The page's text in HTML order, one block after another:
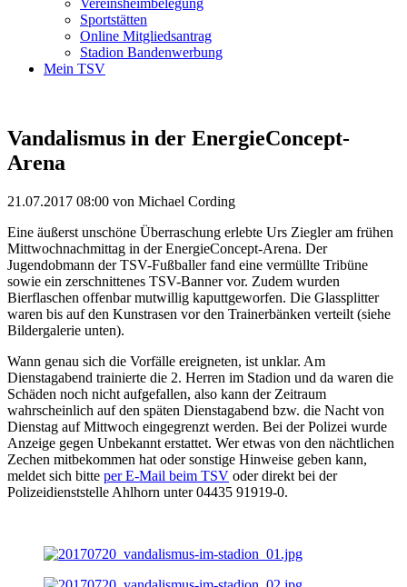
Vereinsheimbelegung
Sportstätten
Online Mitgliedsantrag
Stadion Bandenwerbung
Mein TSV
Vandalismus in der EnergieConcept-
Arena
21.07.2017 08:00 von Michael Cording
Eine äußerst unschöne Überraschung erlebte Urs Ziegler am frühen
Mittwochnachmittag in der EnergieConcept-Arena. Der
Jugendobmann der TSV-Fußballer fand eine vermüllte Tribüne
sowie ein zerschnittenes TSV-Banner vor. Zudem wurden
Bierflaschen offenbar mutwillig kaputtgeworfen. Die Glassplitter
waren bis auf den Kunstrasen vor den Trainerbänken verteilt (siehe
Bildergalerie unten).
Wann genau sich die Vorfälle ereigneten, ist unklar. Am
Dienstagabend trainierte die 2. Herren im Stadion und da waren die
Schäden noch nicht aufgefallen, also kann der Zeitraum
wahrscheinlich auf den späten Dienstagabend bzw. die Nacht von
Dienstag auf Mittwoch eingegrenzt werden. Bei der Polizei wurde
Anzeige gegen Unbekannt erstattet. Wer etwas von den nächtlichen
Zechen mitbekommen hat oder sonstige Hinweise geben kann,
meldet sich bitte per E-Mail beim TSV oder direkt bei der
Polizeidienststelle Ahlhorn unter 04435 91919-0.